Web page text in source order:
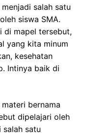
menjadi salah satu
siswa SMA.
di mapel tersebut,
yang kita minum
kesehatan
Intinya baik di
bernama
dipelajari oleh
salah satu